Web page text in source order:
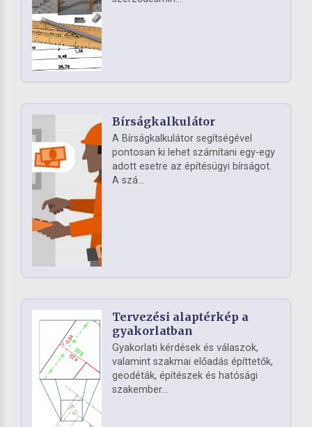
Bírságkalkulátor
A Bírságkalkulátor segítségével
pontosan ki lehet számítani egy-egy
adott esetre az építésügyi bírságot.
A szá...
Tervezési alaptérkép a
gyakorlatban
Gyakorlati kérdések és válaszok,
valamint szakmai előadás építtetők,
geodéták, építészek és hatósági
szakember...